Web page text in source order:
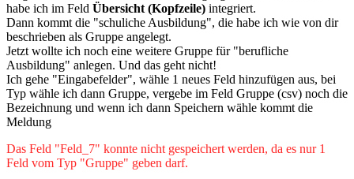
habe ich im Feld Übersicht (Kopfzeile) integriert.
Dann kommt die "schuliche Ausbildung", die habe ich wie von dir
beschrieben als Gruppe angelegt.
Jetzt wollte ich noch eine weitere Gruppe für "berufliche
Ausbildung" anlegen. Und das geht nicht!
Ich gehe "Eingabefelder", wähle 1 neues Feld hinzufügen aus, bei
Typ wähle ich dann Gruppe, vergebe im Feld Gruppe (csv) noch die
Bezeichnung und wenn ich dann Speichern wähle kommt die
Meldung
Das Feld "Feld_7" konnte nicht gespeichert werden, da es nur 1
Feld vom Typ "Gruppe" geben darf.